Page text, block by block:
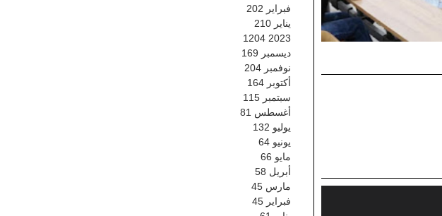
فبراير 202
يناير 210
2023
1204
ديسمبر 169
نوفمبر 204
أكتوبر 164
سبتمبر 115
أغسطس 81
يوليو 132
يونيو 64
مايو 66
أبريل 58
مارس 45
فبراير 45